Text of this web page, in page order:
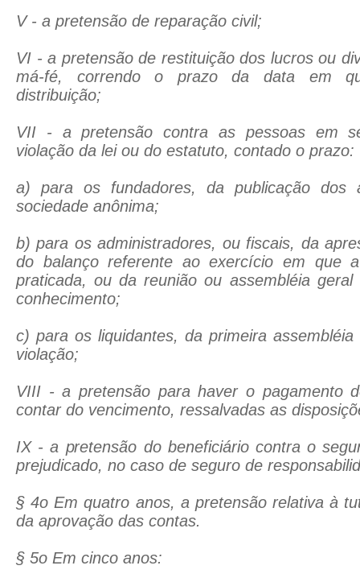
V - a pretensão de reparação civil;
VI - a pretensão de restituição dos lucros ou
má-fé, correndo o prazo da data em
distribuição;
VII - a pretensão contra as pessoas em
violação da lei ou do estatuto, contado o prazo:
a) para os fundadores, da publicação dos
sociedade anônima;
b) para os administradores, ou fiscais, da
do balanço referente ao exercício em que
praticada, ou da reunião ou assembléia
conhecimento;
c) para os liquidantes, da primeira
violação;
VIII - a pretensão para haver o pagamento
contar do vencimento, ressalvadas as
IX - a pretensão do beneficiário contra o
prejudicado, no caso de seguro de
§ 4o Em quatro anos, a pretensão relativa à
da aprovação das contas.
§ 5o Em cinco anos: